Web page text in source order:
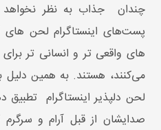
چندان جذاب به نظر نخواهد
پست‌های اینستاگرام لحن های
های واقعی تر و انسانی تر
می‌کنند، هستند. به همین دلیل
لحن دلپذیر اینستاگرام تطبیق
صدایشان از قبل آرام و